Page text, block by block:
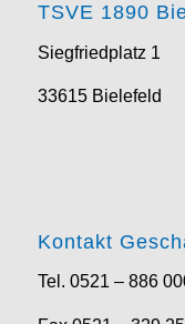
TSVE 1890
Siegfriedplatz 1
33615 Bielefeld
Kontakt
Tel. 0521 – 886